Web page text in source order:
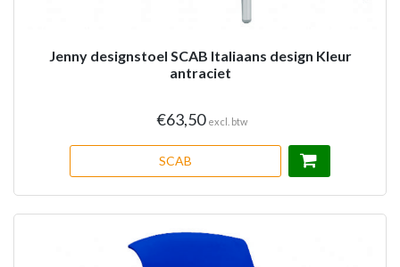
Jenny designstoel SCAB Italiaans design Kleur
antraciet
€63,50 excl. btw
SCAB